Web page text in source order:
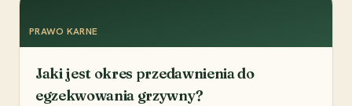
PRAWO KARNE
Jaki jest okres przedawnienia do
egzekwowania grzywny?